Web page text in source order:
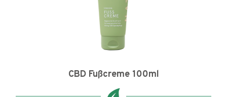
CBD Fußcreme 100ml